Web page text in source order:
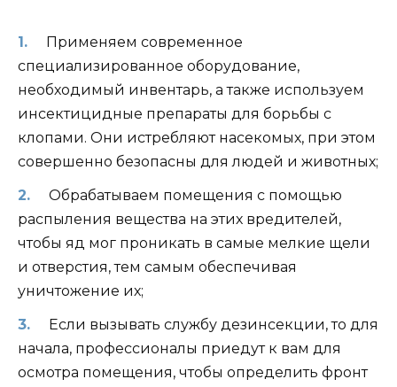
Применяем современное
специализированное оборудование,
необходимый инвентарь, а также используем
инсектицидные препараты для борьбы с
клопами. Они истребляют насекомых, при этом
совершенно безопасны для людей и животных;
Обрабатываем помещения с помощью
распыления вещества на этих вредителей,
чтобы яд мог проникать в самые мелкие щели
и отверстия, тем самым обеспечивая
уничтожение их;
Если вызывать службу дезинсекции, то для
начала, профессионалы приедут к вам для
осмотра помещения, чтобы определить фронт